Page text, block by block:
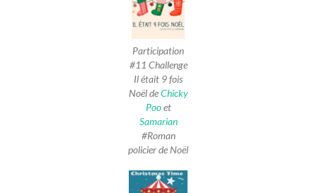
Participation
#11 Challenge
Il était 9 fois
Noël deChicky
Pooet
Samarian
#Roman
policier de Noël